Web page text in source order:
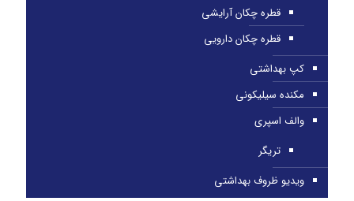
قطره چکان آرایشی
قطره چکان دارویی
کپ بهداشتی
مکنده سیلیکونی
والف اسپری
تریگر
ویدیو ظروف بهداشتی